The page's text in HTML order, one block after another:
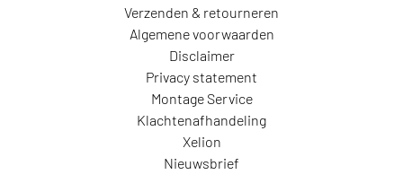
Verzenden & retourneren
Algemene voorwaarden
Disclaimer
Privacy statement
Montage Service
Klachtenafhandeling
Xelion
Nieuwsbrief